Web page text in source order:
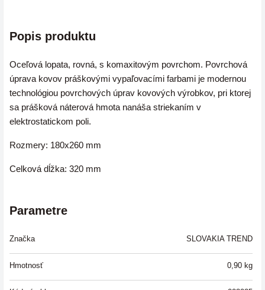
Popis produktu
Oceľová lopata, rovná, s komaxitovým povrchom. Povrchová
úprava kovov práškovými vypaľovacími farbami je modernou
technológiou povrchových úprav kovových výrobkov, pri ktorej
sa prášková náterová hmota nanáša striekaním v
elektrostatickom poli.
Rozmery: 180x260 mm
Celková dĺžka: 320 mm
Parametre
Značka SLOVAKIA TREND
Hmotnosť 0,90 kg